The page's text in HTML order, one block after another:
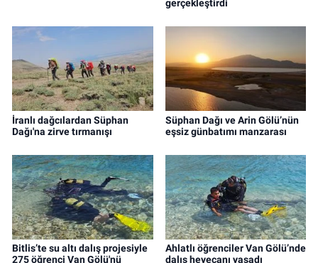
gerçekleştirdi
İranlı dağcılardan Süphan
Dağı'na zirve tırmanışı
Süphan Dağı ve Arin Gölü’nün
eşsiz günbatımı manzarası
Bitlis’te su altı dalış projesiyle
275 öğrenci Van Gölü'nü
Ahlatlı öğrenciler Van Gölü’nde
dalış heyecanı yaşadı